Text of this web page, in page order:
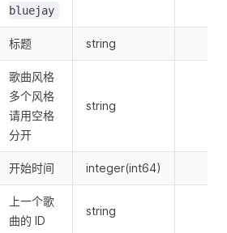
bluejay
标题 string
歌曲风格
多个风格
请用空格
分开
string
开始时间 integer(int64)
上一个歌
曲的 ID
string